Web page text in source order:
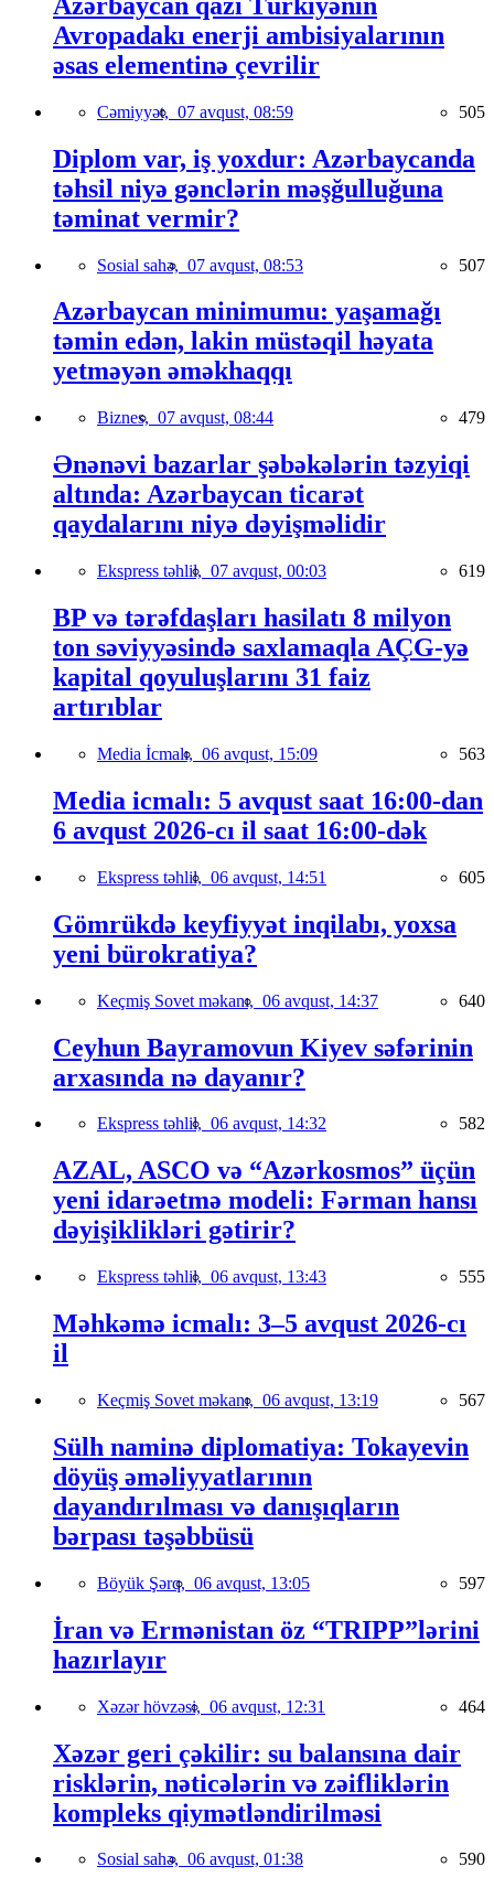
Avropadakı enerji ambisiyalarının
əsas elementinə çevrilir
Cəmiyyət, 07 avqust, 08:59 505
Diplom var, iş yoxdur: Azərbaycanda
təhsil niyə gənclərin məşğulluğuna
təminat vermir?
Sosial sahə, 07 avqust, 08:53 507
Azərbaycan minimumu: yaşamağı
təmin edən, lakin müstəqil həyata
yetməyən əməkhaqqı
Biznes, 07 avqust, 08:44 479
Ənənəvi bazarlar şəbəkələrin təzyiqi
altında: Azərbaycan ticarət
qaydalarını niyə dəyişməlidir
Ekspress təhlil, 07 avqust, 00:03 619
BP və tərəfdaşları hasilatı 8 milyon
ton səviyyəsində saxlamaqla AÇG-yə
kapital qoyuluşlarını 31 faiz
artırıblar
Media İcmalı, 06 avqust, 15:09 563
Media icmalı: 5 avqust saat 16:00-dan
6 avqust 2026-cı il saat 16:00-dək
Ekspress təhlil, 06 avqust, 14:51 605
Gömrükdə keyfiyyət inqilabı, yoxsa
yeni bürokratiya?
Keçmiş Sovet məkanı, 06 avqust, 14:37 640
Ceyhun Bayramovun Kiyev səfərinin
arxasında nə dayanır?
Ekspress təhlil, 06 avqust, 14:32 582
AZAL, ASCO və “Azərkosmos” üçün
yeni idarəetmə modeli: Fərman hansı
dəyişiklikləri gətirir?
Ekspress təhlil, 06 avqust, 13:43 555
Məhkəmə icmalı: 3–5 avqust 2026-cı
il
Keçmiş Sovet məkanı, 06 avqust, 13:19 567
Sülh naminə diplomatiya: Tokayevin
döyüş əməliyyatlarının
dayandırılması və danışıqların
bərpası təşəbbüsü
Böyük Şərq, 06 avqust, 13:05 597
İran və Ermənistan öz “TRIPP”lərini
hazırlayır
Xəzər hövzəsi, 06 avqust, 12:31 464
Xəzər geri çəkilir: su balansına dair
risklərin, nəticələrin və zəifliklərin
kompleks qiymətləndirilməsi
Sosial sahə, 06 avqust, 01:38 590